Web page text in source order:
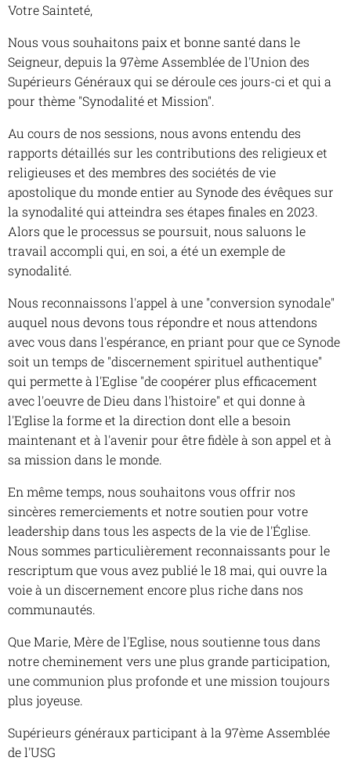
Votre Sainteté,
Nous vous souhaitons paix et bonne santé dans le
Seigneur, depuis la 97ème Assemblée de l'Union des
Supérieurs Généraux qui se déroule ces jours-ci et qui a
pour thème "Synodalité et Mission".
Au cours de nos sessions, nous avons entendu des
rapports détaillés sur les contributions des religieux et
religieuses et des membres des sociétés de vie
apostolique du monde entier au Synode des évêques sur
la synodalité qui atteindra ses étapes finales en 2023.
Alors que le processus se poursuit, nous saluons le
travail accompli qui, en soi, a été un exemple de
synodalité.
Nous reconnaissons l'appel à une "conversion synodale"
auquel nous devons tous répondre et nous attendons
avec vous dans l'espérance, en priant pour que ce Synode
soit un temps de "discernement spirituel authentique"
qui permette à l'Eglise "de coopérer plus efficacement
avec l'oeuvre de Dieu dans l'histoire" et qui donne à
l'Eglise la forme et la direction dont elle a besoin
maintenant et à l'avenir pour être fidèle à son appel et à
sa mission dans le monde.
En même temps, nous souhaitons vous offrir nos
sincères remerciements et notre soutien pour votre
leadership dans tous les aspects de la vie de l'Église.
Nous sommes particulièrement reconnaissants pour le
rescriptum que vous avez publié le 18 mai, qui ouvre la
voie à un discernement encore plus riche dans nos
communautés.
Que Marie, Mère de l'Eglise, nous soutienne tous dans
notre cheminement vers une plus grande participation,
une communion plus profonde et une mission toujours
plus joyeuse.
Supérieurs généraux participant à la 97ème Assemblée
de l'USG